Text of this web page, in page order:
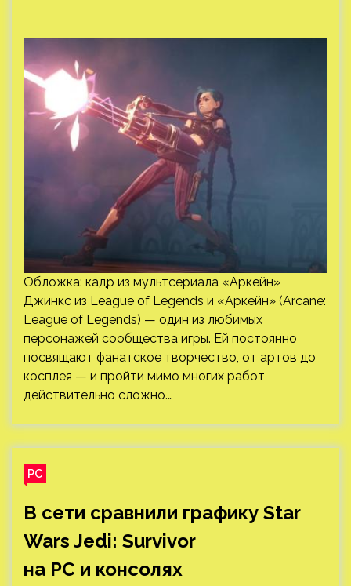
Обложка: кадр из мультсериала «Аркейн»
Джинкс из League of Legends и «Аркейн» (Arcane:
League of Legends) — один из любимых
персонажей сообщества игры. Ей постоянно
посвящают фанатское творчество, от артов до
косплея — и пройти мимо многих работ
действительно сложно.…
PC
В сети сравнили графику Star
Wars Jedi: Survivor
на PC и консолях